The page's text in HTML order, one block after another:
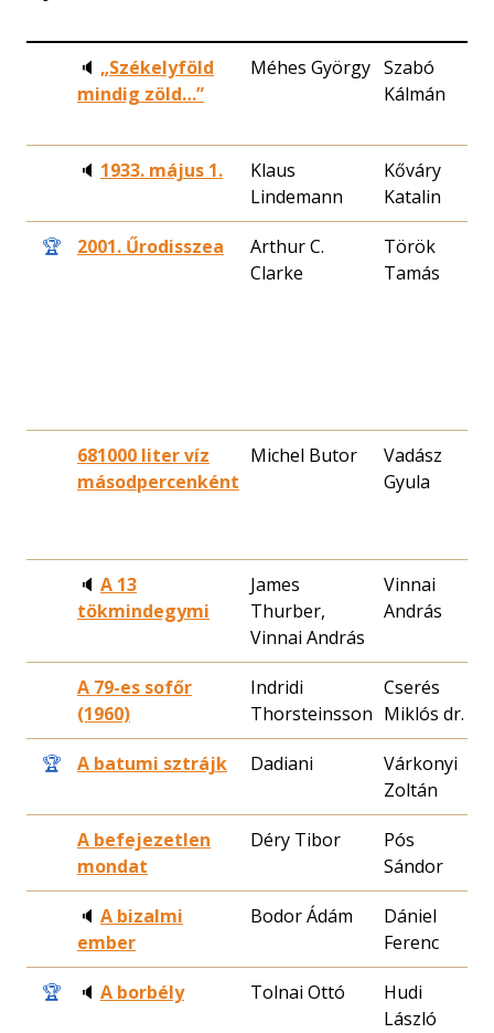
🔈 „Székelyföld
mindig zöld…”
Méhes György Szabó
Kálmán
🔈 1933. május 1.
Klaus
Lindemann
Kőváry
Katalin
🏆 2001. Űrodisszea
Arthur C.
Clarke
Török
Tamás
681000 liter víz
másodpercenként
Michel Butor
Vadász
Gyula
🔈 A 13
tökmindegymi
James
Thurber,
Vinnai András
Vinnai
András
A 79-es sofőr
(1960)
Indridi
Thorsteinsson
Cserés
Miklós dr.
🏆 A batumi sztrájk Dadiani
Várkonyi
Zoltán
A befejezetlen
mondat
Déry Tibor
Pós
Sándor
🔈 A bizalmi
ember
Bodor Ádám
Dániel
Ferenc
🏆 🔈 A borbély Tolnai Ottó
Hudi
László